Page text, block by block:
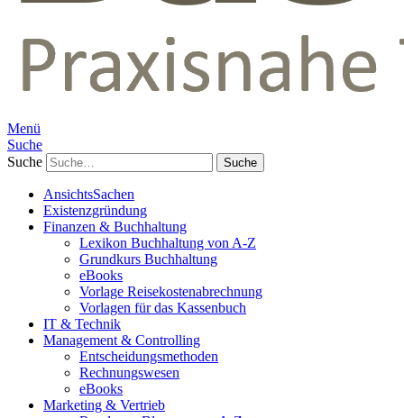
Menü
Suche
Suche
AnsichtsSachen
Existenzgründung
Finanzen & Buchhaltung
Lexikon Buchhaltung von A-Z
Grundkurs Buchhaltung
eBooks
Vorlage Reisekostenabrechnung
Vorlagen für das Kassenbuch
IT & Technik
Management & Controlling
Entscheidungsmethoden
Rechnungswesen
eBooks
Marketing & Vertrieb